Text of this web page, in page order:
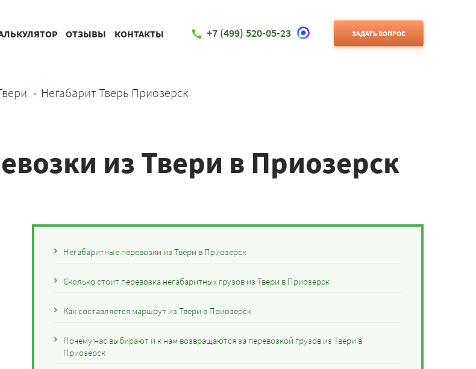
ОТЗЫВЫ КОНТАКТЫ +7 (499) 520-05-23 ЗАДАТЬ ВОПРОС
Негабарит Тверь Приозерск
из Твери в Приозерск
Негабаритные перевозки из Твери в Приозерск
Сколько стоит перевозка негабаритных грузов из Твери в Приозерск
Как составляется маршрут из Твери в Приозерск
Почему нас выбирают и к нам возвращаются за перевозкой грузов из Твери в
Приозерск